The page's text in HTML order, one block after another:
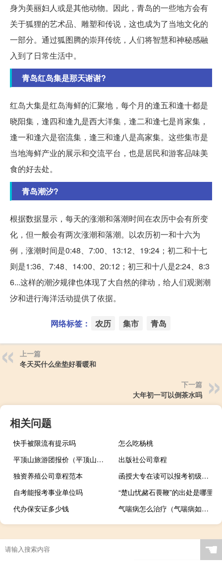
身为美丽妇人或是其他动物。因此，青岛的一些地方会有
关于狐狸的艺术品、雕塑和传说，这也成为了当地文化的
一部分。通过狐图腾的崇拜传统，人们将智慧和神秘感融
入到了日常生活中。
青岛红岛集是那天谢谢?
红岛大集是红岛海鲜的汇聚地，每个月的逢五和逢十都是
晓阳集，逢四和逢九是西大洋集，逢二和逢七是肖家集，
逢一和逢六是宿流集，逢三和逢八是高家集。这些集市是
当地海鲜产业的展示和交流平台，也是居民和游客品味美
食的好去处。
青岛潮汐?
根据数据显示，每天的涨潮和落潮时间在农历中会有所变
化，但一般会有两次涨潮和落潮。以农历初一和十六为
例，涨潮时间是0:48、7:00、13:12、19:24；初二和十七
则是1:36、7:48、14:00、20:12；初三和十八是2:24、8:3
6...这样的潮汐规律也体现了大自然的律动，给人们观测潮
汐和进行海洋活动提供了依据。
网络标签： 农历 集市 青岛
上一篇
冬天买什么坐垫好看暖和
下一篇
大年初一可以倒茶水吗
相关问题
快手被限流有提示吗
怎么吃杨桃
平顶山旅游团报价（平顶山旅游团）
出版社公司章程
独资养殖公司章程范本
函授大专在读可以报考初级会计证吗
自考能报考事业单位吗
“楚山忧赭石畏鞭”的出处是哪里
代办保安证多少钱
气喘病怎么治疗（气喘病如何治疗）
☚